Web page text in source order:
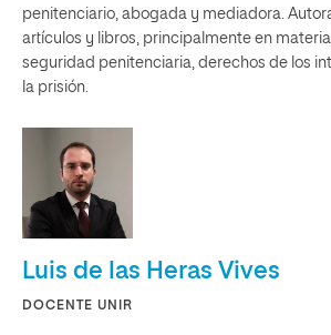
penitenciario, abogada y mediadora.
artículos y libros, principalmente en
seguridad penitenciaria, derechos de los
la prisión.
Luis de las Heras Vives
DOCENTE UNIR